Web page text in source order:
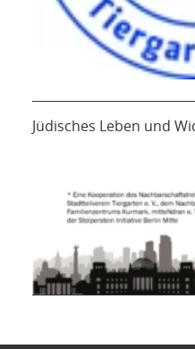
Jüdisches Leben und